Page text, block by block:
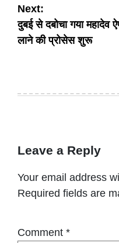
Next:
दुबई से दबोचा गया महादेव
लाने की प्रोसेस शुरू
Leave a Reply
Your email address
Required fields are
Comment *